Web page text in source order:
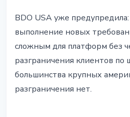
BDO USA уже
выполнение новых
сложным для платформ без
разграничения клиентов по
большинства крупных
разграничения нет.